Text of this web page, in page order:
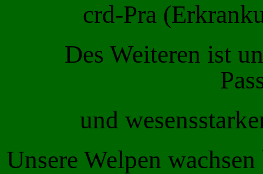
crd-Pra
Des Weiteren ist
und
Unsere Welpen